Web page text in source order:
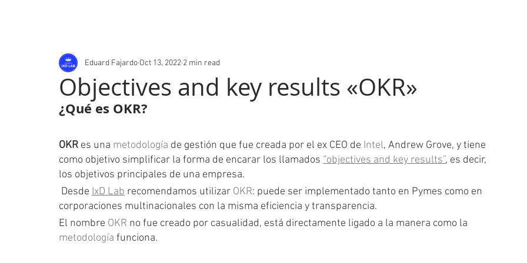
Objectives and key results «OKR»
Eduard Fajardo Oct 13, 2022 2 min read
¿Qué es OKR?
OKR es una metodología de gestión que fue creada por el ex CEO de Intel, Andrew Grove, y tiene
como objetivo simplificar la forma de encarar los llamados “objectives and key results”, es decir,
los objetivos principales de una empresa.
Desde IxD Lab recomendamos utilizar OKR: puede ser implementado tanto en Pymes como en
corporaciones multinacionales con la misma eficiencia y transparencia.
El nombre OKR no fue creado por casualidad, está directamente ligado a la manera como la
metodología funciona.